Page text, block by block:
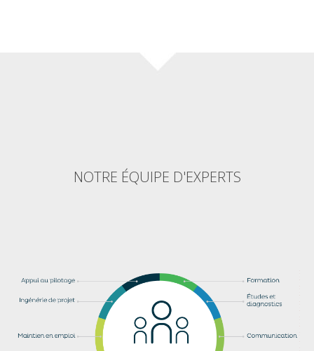
NOTRE ÉQUIPE D'EXPERTS